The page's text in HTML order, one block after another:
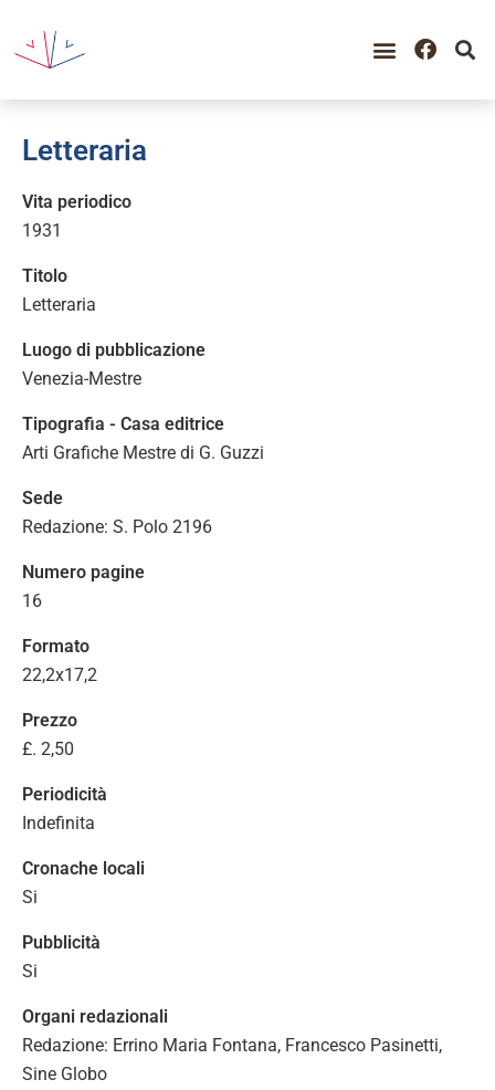
Letteraria
Vita periodico
1931
Titolo
Letteraria
Luogo di pubblicazione
Venezia-Mestre
Tipografia - Casa editrice
Arti Grafiche Mestre di G. Guzzi
Sede
Redazione: S. Polo 2196
Numero pagine
16
Formato
22,2x17,2
Prezzo
£. 2,50
Periodicità
Indefinita
Cronache locali
Si
Pubblicità
Si
Organi redazionali
Redazione: Errino Maria Fontana, Francesco Pasinetti,
Sine Globo